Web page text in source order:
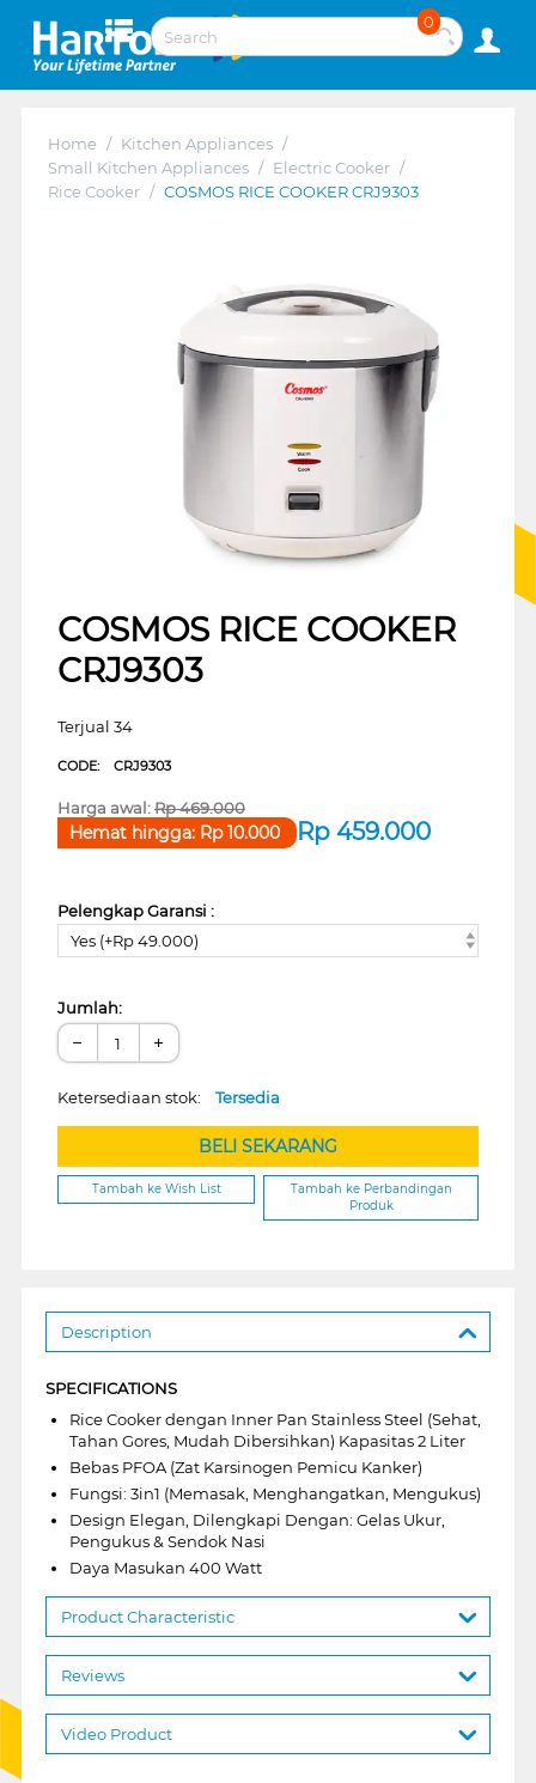
0
Home / Kitchen Appliances /
Small Kitchen Appliances / Electric Cooker /
Rice Cooker / COSMOS RICE COOKER CRJ9303
COSMOS RICE COOKER
CRJ9303
Terjual 34
CODE: CRJ9303
Harga awal:Rp469.000
Rp 459.000
Hemat hingga: Rp10.000
Pelengkap Garansi :
Yes (+Rp 49.000)
Jumlah:
− +
Ketersediaan stok: Tersedia
BELI SEKARANG
Tambah ke Wish List
Tambah ke Perbandingan
Produk
Description
SPECIFICATIONS
Rice Cooker dengan Inner Pan Stainless Steel (Sehat,
Tahan Gores, Mudah Dibersihkan) Kapasitas 2 Liter
Bebas PFOA (Zat Karsinogen Pemicu Kanker)
Fungsi: 3in1 (Memasak, Menghangatkan, Mengukus)
Design Elegan, Dilengkapi Dengan: Gelas Ukur,
Pengukus & Sendok Nasi
Daya Masukan 400 Watt
Product Characteristic
Reviews
Video Product